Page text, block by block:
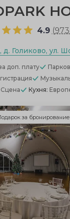
4.9 (
Голиково, ул.
доп. плату
Сцена Кухня:
за бронирование